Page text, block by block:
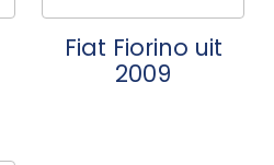
Fiat Fiorino uit
2009